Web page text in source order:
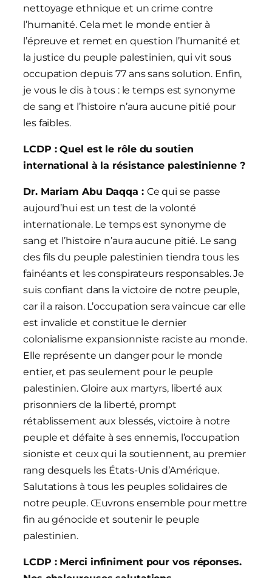
nettoyage ethnique et un crime contre
l’humanité. Cela met le monde entier à
l’épreuve et remet en question l’humanité et
la justice du peuple palestinien, qui vit sous
occupation depuis 77 ans sans solution. Enfin,
je vous le dis à tous : le temps est synonyme
de sang et l’histoire n’aura aucune pitié pour
les faibles.
LCDP : Quel est le rôle du soutien
international à la résistance palestinienne ?
Dr. Mariam Abu Daqqa : Ce qui se passe
aujourd’hui est un test de la volonté
internationale. Le temps est synonyme de
sang et l’histoire n’aura aucune pitié. Le sang
des fils du peuple palestinien tiendra tous les
fainéants et les conspirateurs responsables. Je
suis confiant dans la victoire de notre peuple,
car il a raison. L’occupation sera vaincue car elle
est invalide et constitue le dernier
colonialisme expansionniste raciste au monde.
Elle représente un danger pour le monde
entier, et pas seulement pour le peuple
palestinien. Gloire aux martyrs, liberté aux
prisonniers de la liberté, prompt
rétablissement aux blessés, victoire à notre
peuple et défaite à ses ennemis, l’occupation
sioniste et ceux qui la soutiennent, au premier
rang desquels les États-Unis d’Amérique.
Salutations à tous les peuples solidaires de
notre peuple. Œuvrons ensemble pour mettre
fin au génocide et soutenir le peuple
palestinien.
LCDP : Merci infiniment pour vos réponses.